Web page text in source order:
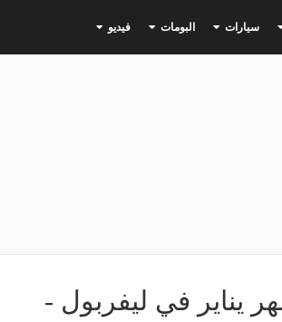
(current) سيارات (current) البومات (current) فيديو (current)
يناير في ليفربول -